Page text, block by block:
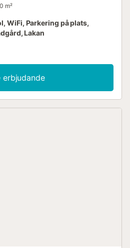
m²
WiFi, Parkering på plats,
Lakan
erbjudande